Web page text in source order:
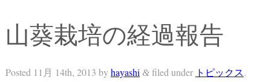
山葵栽培の経過報告
Posted 11月 14th, 2013 byhayashi &filed under トピックス.